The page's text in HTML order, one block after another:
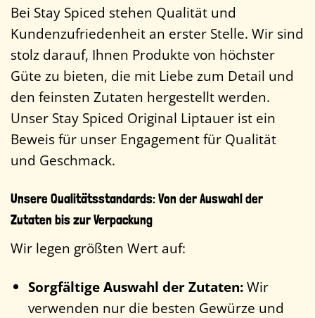
Bei Stay Spiced stehen Qualität und
Kundenzufriedenheit an erster Stelle. Wir sind
stolz darauf, Ihnen Produkte von höchster
Güte zu bieten, die mit Liebe zum Detail und
den feinsten Zutaten hergestellt werden.
Unser Stay Spiced Original Liptauer ist ein
Beweis für unser Engagement für Qualität
und Geschmack.
Unsere Qualitätsstandards: Von der Auswahl der
Zutaten bis zur Verpackung
Wir legen größten Wert auf:
Sorgfältige Auswahl der Zutaten:Wir
verwenden nur die besten Gewürze und